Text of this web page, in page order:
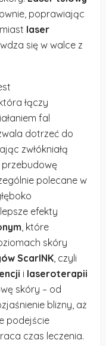
poprawiając
laser
się w walce z
która łączy
fal
dotrzeć do
zwłókniałą
polecane w
efekty
, które
skóry
ScarINK , czyli
i laseroterapii
skóry – od
blizny, aż
podejście
czas leczenia.